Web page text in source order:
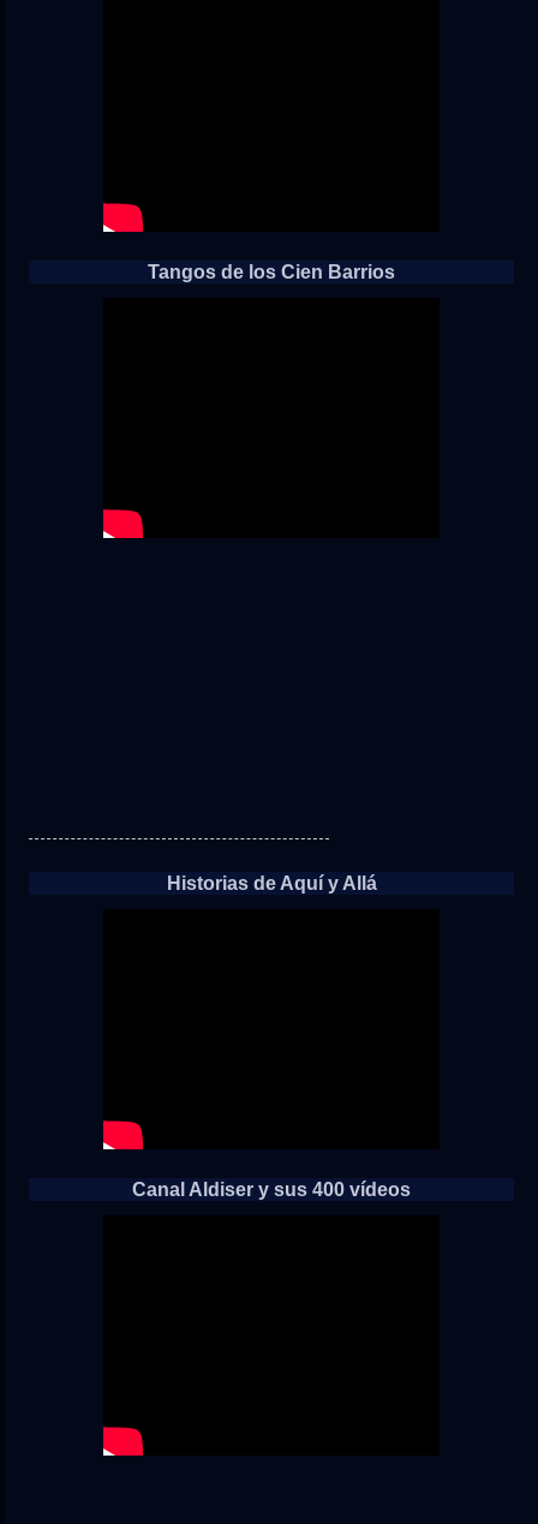
Tangos de los Cien Barrios
Historias de Aquí y Allá
Canal Aldiser y sus 400 vídeos